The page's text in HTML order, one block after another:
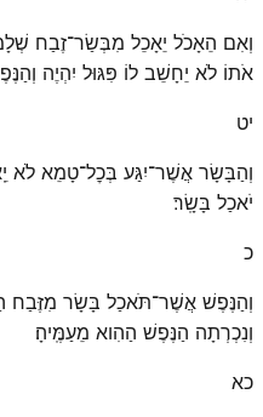
וְאִם הֵאָכֹל יֵאָכֵל מִבְּשַׂר־זֶבַח
אֹתוֹ לֹא יֵחָשֵׁב לוֹ פִּגּוּל יִהְיֶה
יט
וְהַבָּשָׂר אֲשֶׁר־יִגַּע בְּכׇל־טָמֵא לֹא
יֹאכַל בָּשָֽׂר׃
כ
וְהַנֶּפֶשׁ אֲשֶׁר־תֹּאכַל בָּשָׂר מִזֶּבַח
וְנִכְרְתָה הַנֶּפֶשׁ הַהִוא מֵעַמֶּֽיהָ׃
כא